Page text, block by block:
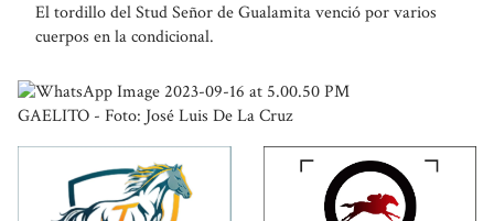
El tordillo del Stud Señor de Gualamita venció por varios
cuerpos en la condicional.
GAELITO - Foto: José Luis De La Cruz